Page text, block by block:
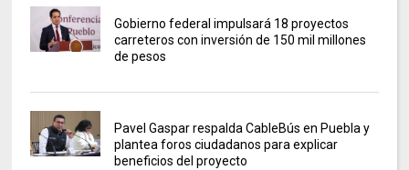
Gobierno federal impulsará 18 proyectos
carreteros con inversión de 150 mil millones
de pesos
Pavel Gaspar respalda CableBús en Puebla y
plantea foros ciudadanos para explicar
beneficios del proyecto